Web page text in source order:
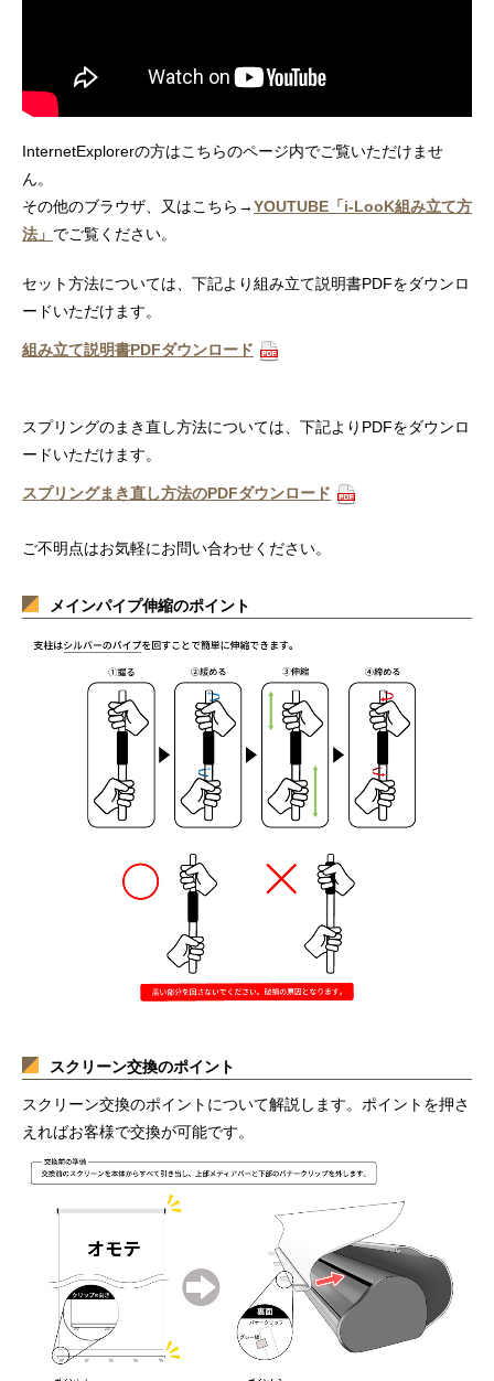
InternetExplorerの方はこちらのページ内でご覧いただけませ
ん。
その他のブラウザ、又はこちら→YOUTUBE「i-LooK組み立て方
法」 でご覧ください。
セット方法については、下記より組み立て説明書PDFをダウンロ
ードいただけます。
組み立て説明書PDFダウンロード
スプリングのまき直し方法については、下記よりPDFをダウンロ
ードいただけます。
スプリングまき直し方法のPDFダウンロード
ご不明点はお気軽にお問い合わせください。
メインパイプ伸縮のポイント
スクリーン交換のポイント
スクリーン交換のポイントについて解説します。ポイントを押さ
えればお客様で交換が可能です。